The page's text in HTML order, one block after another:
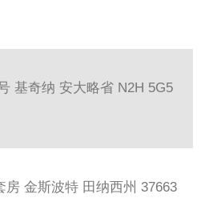
基奇纳 安大略省 N2H 5G5
房 金斯波特 田纳西州 37663